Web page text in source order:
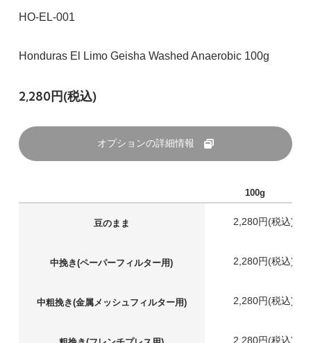
HO-EL-001
Honduras El Limo Geisha Washed Anaerobic 100g
2,280円(税込)
オプションの詳細情報
100g
豆のまま 2,280円(税込)
中挽き(ペーパーフィルター用) 2,280円(税込)
中粗挽き(金属メッシュフィルター用) 2,280円(税込)
2,280円(税込)